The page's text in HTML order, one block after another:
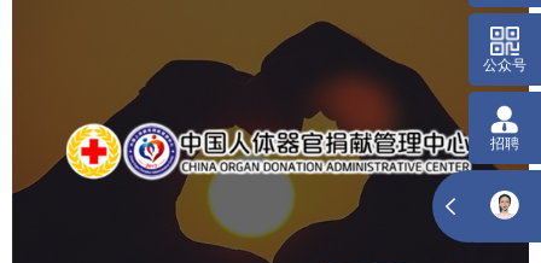
公众号
招聘
中国人体器官捐献管理中心
国企 品牌官网 网站建设 网站设计